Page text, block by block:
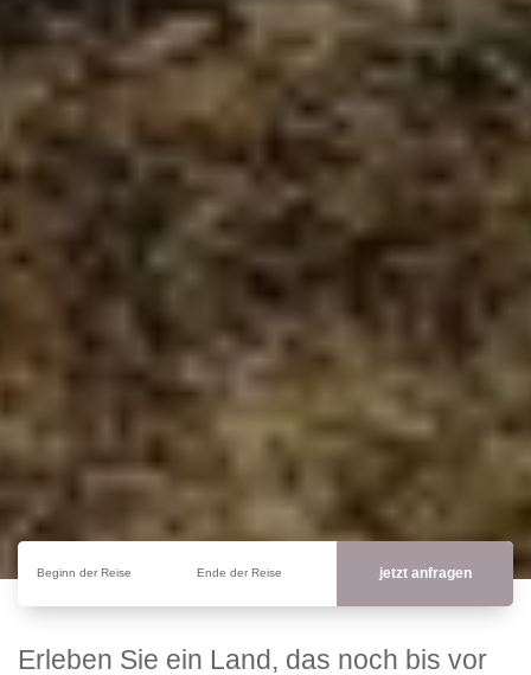
Beginn der Reise Ende der Reise
Erleben Sie ein Land, das noch bis vor